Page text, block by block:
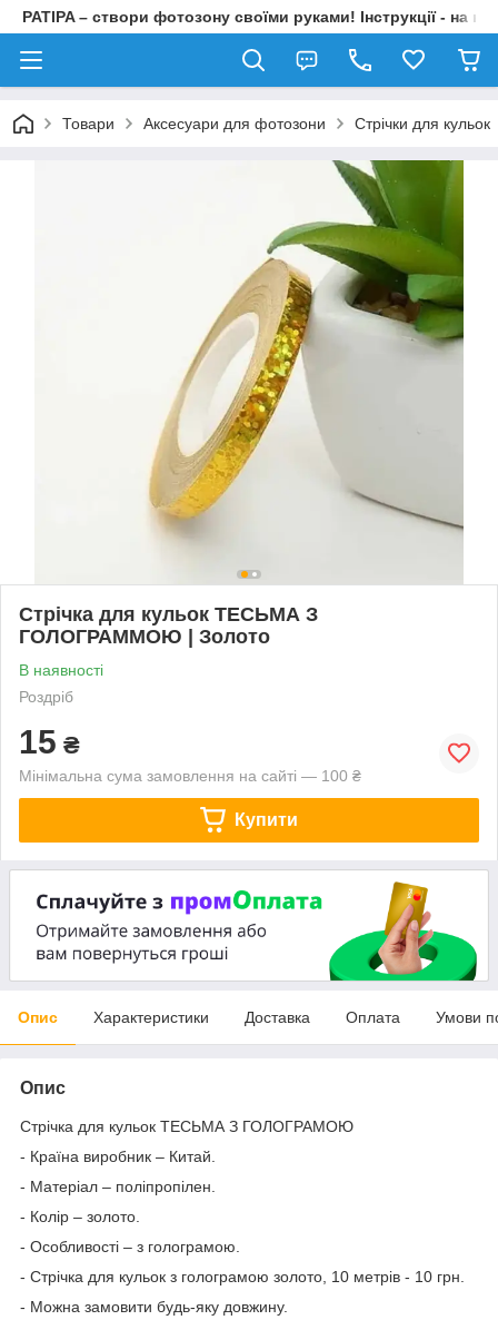
PATIPA – створи фотозону своїми руками! Інструкції - на
Товари Аксесуари для фотозони Стрічки для кульок
Стрічка для кульок ТЕСЬМА З
ГОЛОГРАММОЮ | Золото
В наявності
Роздріб
15 ₴
Мінімальна сума замовлення на сайті — 100 ₴
Купити
Опис Характеристики Доставка Оплата Умови
Опис
Стрічка для кульок ТЕСЬМА З ГОЛОГРАМОЮ
- Країна виробник – Китай.
- Матеріал – поліпропілен.
- Колір – золото.
- Особливості – з голограмою.
- Стрічка для кульок з голограмою золото, 10 метрів - 10 грн.
- Можна замовити будь-яку довжину.